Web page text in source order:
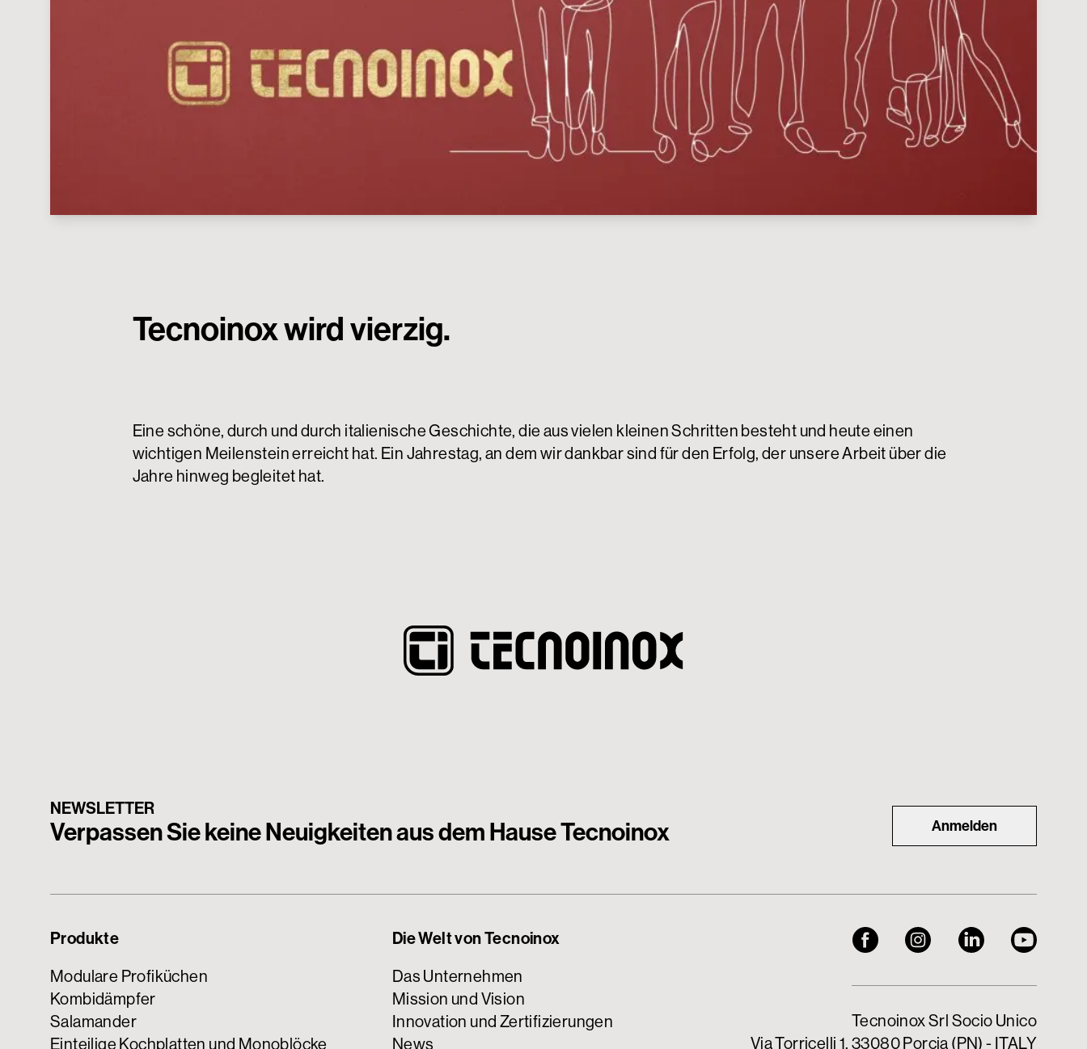
Tecnoinox wird vierzig.
Eine schöne, durch und durch italienische Geschichte, die aus vielen kleinen Schritten besteht und heute einen
wichtigen Meilenstein erreicht hat. Ein Jahrestag, an dem wir dankbar sind für den Erfolg, der unsere Arbeit über die
Jahre hinweg begleitet hat.
NEWSLETTER
Verpassen Sie keine Neuigkeiten aus dem Hause Tecnoinox Anmelden
Produkte
Modulare Profiküchen
Kombidämpfer
Salamander
Einteilige Kochplatten und Monoblöcke
Die Welt von Tecnoinox
Das Unternehmen
Mission und Vision
Innovation und Zertifizierungen
News
Tecnoinox Srl Socio Unico
Via Torricelli 1, 33080 Porcia (PN) - ITALY